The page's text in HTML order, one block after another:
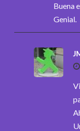
Buena
Genial.